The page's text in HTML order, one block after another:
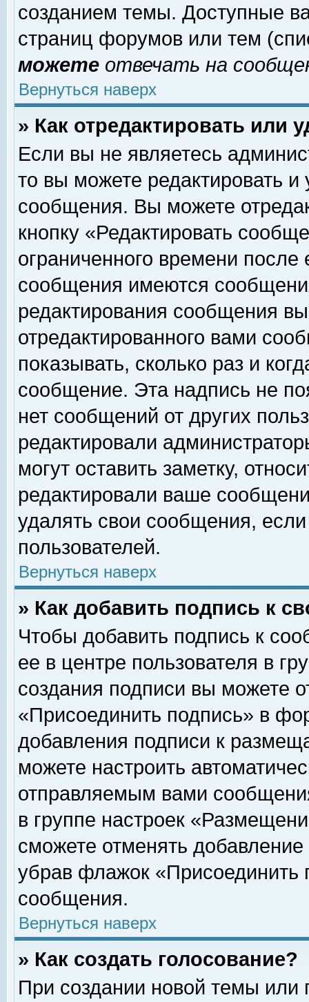
созданием темы. Доступные
страниц форумов или тем
можете отвечать на
Вернуться наверх
» Как отредактировать или
Если вы не являетесь
то вы можете редактировать и
сообщения. Вы можете
кнопку «Редактировать
ограниченного времени
сообщения имеются
редактирования сообщения
отредактированного вами
показывать, сколько раз и
сообщение. Эта надпись не
нет сообщений от других
редактировали
могут оставить заметку,
редактировали ваше
удалять свои сообщения,
пользователей.
Вернуться наверх
» Как добавить подпись к
Чтобы добавить подпись к
ее в центре пользователя в
создания подписи вы можете
«Присоединить подпись» в
добавления подписи к
можете настроить
отправляемым вами
в группе настроек
сможете отменять
убрав флажок «Присоединить
сообщения.
Вернуться наверх
» Как создать голосование?
При создании новой темы или